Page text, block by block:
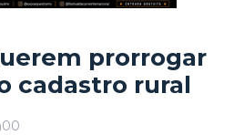
prorrogar
cadastro rural